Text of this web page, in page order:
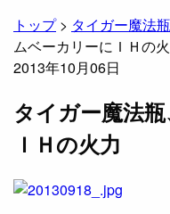
トップ> タイガー魔法
ムベーカリーにＩＨの
2013年10月06日
タイガー魔法
ＩＨの火力